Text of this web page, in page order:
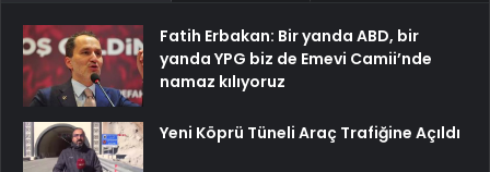
Fatih Erbakan: Bir yanda ABD, bir
yanda YPG biz de Emevi Camii’nde
namaz kılıyoruz
Yeni Köprü Tüneli Araç Trafiğine Açıldı